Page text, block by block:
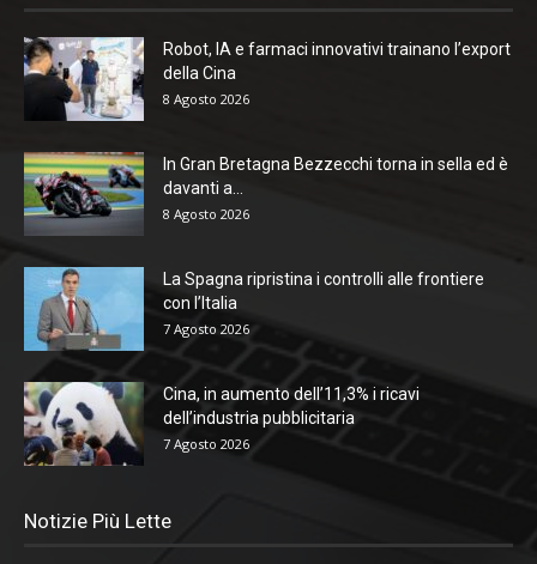
Robot, IA e farmaci innovativi trainano l’export
della Cina
8 Agosto 2026
In Gran Bretagna Bezzecchi torna in sella ed è
davanti a...
8 Agosto 2026
La Spagna ripristina i controlli alle frontiere
con l’Italia
7 Agosto 2026
Cina, in aumento dell’11,3% i ricavi
dell’industria pubblicitaria
7 Agosto 2026
Notizie Più Lette